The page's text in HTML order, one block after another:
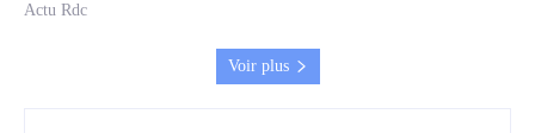
Actu Rdc
Voir plus